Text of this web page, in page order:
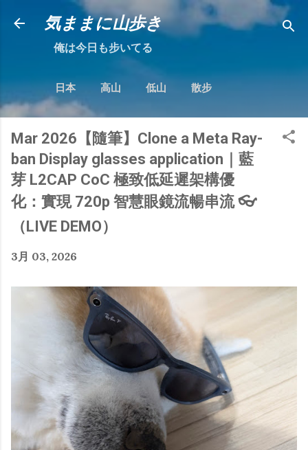
跳到主要內容
気ままに山歩き
俺は今日も步いてる
日本 高山 低山 散步
Mar 2026【隨筆】Clone a Meta Ray-
ban Display glasses application｜藍
芽 L2CAP CoC 極致低延遲架構優
化：實現 720p 智慧眼鏡流暢串流 👓
（LIVE DEMO）
3月 03, 2026